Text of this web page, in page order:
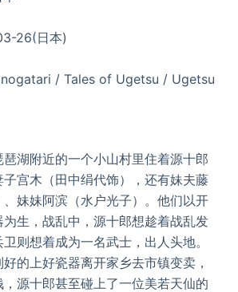
26(日本)
/ Tales of Ugetsu / Ugetsu
附近的一个小山村里住着源十郎
子宫木（田中绢代饰），还有妹夫藤
妹妹阿滨（水户光子）。他们以开
生，战乱中，源十郎想趁着战乱发
则想着成为一名武士，出人头地。
上好瓷器离开家乡去市镇变卖，
源十郎甚至碰上了一位美若天仙的